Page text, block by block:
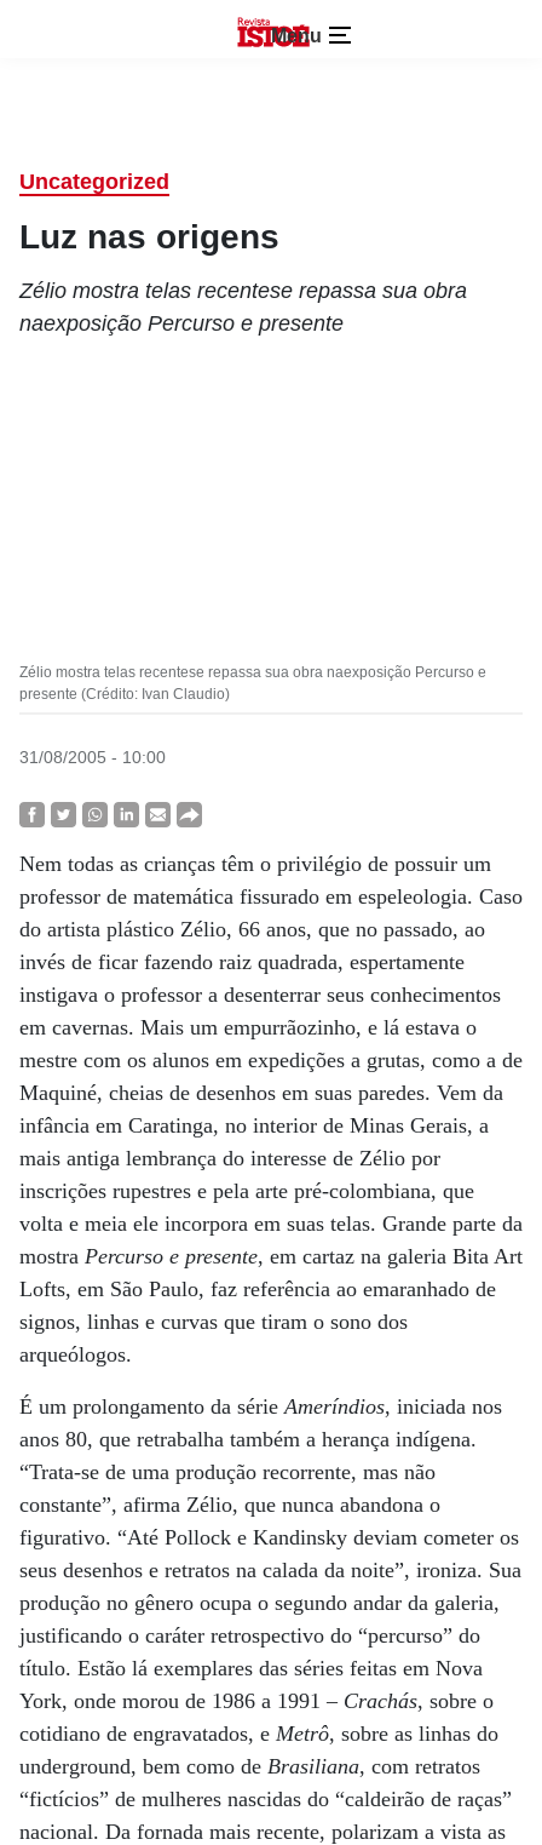
Menu
Uncategorized
Luz nas origens
Zélio mostra telas recentese repassa sua obra
naexposição Percurso e presente
Zélio mostra telas recentese repassa sua obra naexposição Percurso e
presente (Crédito: Ivan Claudio)
31/08/2005 - 10:00
Nem todas as crianças têm o privilégio de possuir um
professor de matemática fissurado em espeleologia. Caso
do artista plástico Zélio, 66 anos, que no passado, ao
invés de ficar fazendo raiz quadrada, espertamente
instigava o professor a desenterrar seus conhecimentos
em cavernas. Mais um empurrãozinho, e lá estava o
mestre com os alunos em expedições a grutas, como a de
Maquiné, cheias de desenhos em suas paredes. Vem da
infância em Caratinga, no interior de Minas Gerais, a
mais antiga lembrança do interesse de Zélio por
inscrições rupestres e pela arte pré-colombiana, que
volta e meia ele incorpora em suas telas. Grande parte da
mostra Percurso e presente, em cartaz na galeria Bita Art
Lofts, em São Paulo, faz referência ao emaranhado de
signos, linhas e curvas que tiram o sono dos
arqueólogos.
É um prolongamento da sérieAmeríndios, iniciada nos
anos 80, que retrabalha também a herança indígena.
“Trata-se de uma produção recorrente, mas não
constante”, afirma Zélio, que nunca abandona o
figurativo. “Até Pollock e Kandinsky deviam cometer os
seus desenhos e retratos na calada da noite”, ironiza. Sua
produção no gênero ocupa o segundo andar da galeria,
justificando o caráter retrospectivo do “percurso” do
título. Estão lá exemplares das séries feitas em Nova
York, onde morou de 1986 a 1991 – Crachás, sobre o
cotidiano de engravatados, e Metrô, sobre as linhas do
underground, bem como de Brasiliana, com retratos
“fictícios” de mulheres nascidas do “caldeirão de raças”
nacional. Da fornada mais recente, polarizam a vista as